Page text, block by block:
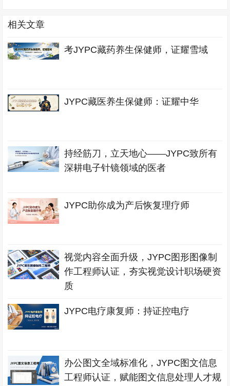
相关文章
考JYPC藏药养生保健师，证耀雪域
JYPC藏医养生保健师：证耀中华
持经筋刀，立天地心——JYPC致所有
深耕电子针镜领域的医者
JYPC助你成为产后恢复理疗师
视觉内容全面升级，JYPC图形图像制
作工程师认证，夯实视觉设计职场硬资
质
JYPC电疗康复师：持证控电疗
办公图文全域标准化，JYPC图文信息
工程师认证，赋能图文信息处理人才规